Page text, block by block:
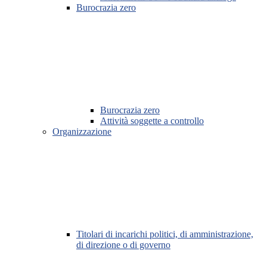
Burocrazia zero
Burocrazia zero
Attività soggette a controllo
Organizzazione
Titolari di incarichi politici, di amministrazione,
di direzione o di governo